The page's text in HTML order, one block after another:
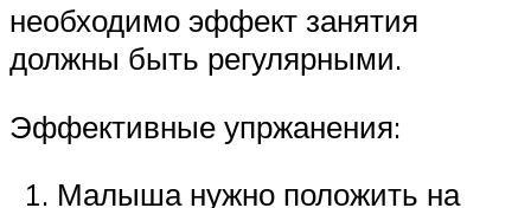
необходимо эффект занятия
должны быть регулярными.
Эффективные упржанения:
Малыша нужно положить на